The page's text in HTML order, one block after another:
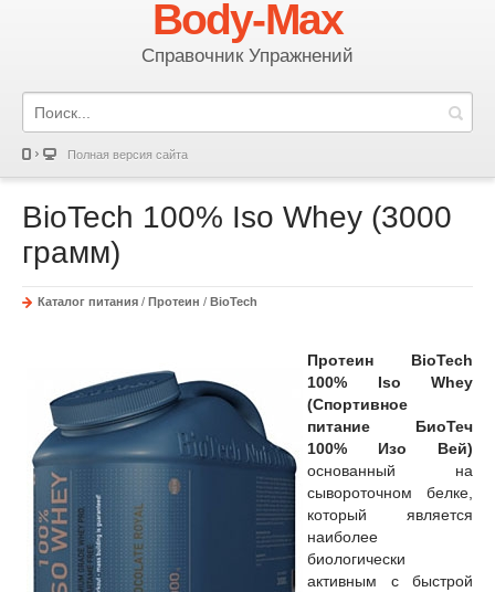
Body-Max
Справочник Упражнений
Полная версия сайта
BioTech 100% Iso Whey (3000
грамм)
Каталог питания / Протеин / BioTech
Протеин BioTech
100% Iso Whey
(Спортивное
питание БиоТеч
100% Изо Вей)
основанный на
сывороточном белке,
который является
наиболее
биологически
активным с быстрой